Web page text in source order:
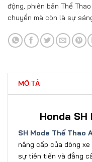
động, phiên bản Thể
chuyển mà còn là sự
MÔ TẢ
Honda SH
SH Mode Thể Thao
nâng cấp của dòng
sự tiên tiến và đẳng